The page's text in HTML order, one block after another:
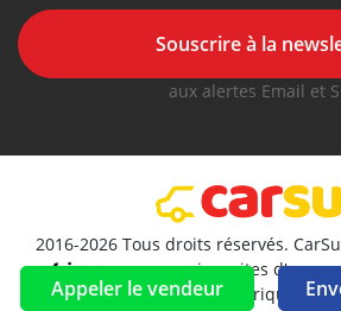
Appeler le vendeur
Souscrire à la
aux alertes Email et
2016-2026 Tous droits réservés.
, premiers sites
Afrique